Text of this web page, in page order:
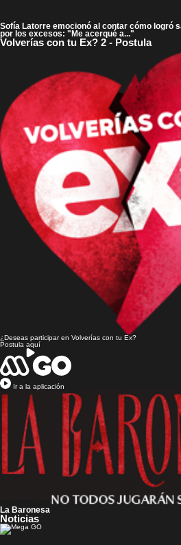
Sofía Latorre emocionó al contar cómo logró
por los excesos: "Me acerqué a..."
Volverías con tu Ex? 2 - Postula
¿Deseas participar en Volverías con tu Ex?
Postula aquí
Ir a la aplicación
La Baronesa
Noticias